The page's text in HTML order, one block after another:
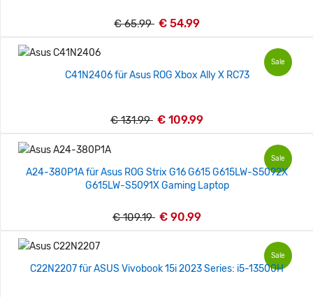
€ 65.99 € 54.99
Sale
C41N2406 für Asus ROG Xbox Ally X RC73
€ 131.99 € 109.99
Sale
A24-380P1A für Asus ROG Strix G16 G615 G615LW-S5092X
G615LW-S5091X Gaming Laptop
€ 109.19 € 90.99
Sale
C22N2207 für ASUS Vivobook 15i 2023 Series: i5-13500H